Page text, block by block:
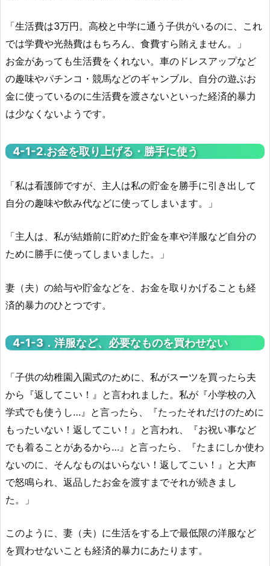
「生活費は3万円。高校と中学に通う子供がいるのに、これ
では学費や光熱費はもちろん、食費すら賄えません。」
お金があっても生活費をくれない。車のドレスアップなど
の趣味やパチンコ・競馬などのギャンブル、自分の遊ぶお
金に使っているのに生活費を渡さないといった経済的暴力
は少なくないようです。
4-1-2.お金を取り上げる・勝手に使う
「私は看護師ですが、主人は私の貯金を勝手に引き出して
自分の趣味や飲み代などに使ってしまいます。」
「主人は、私が結婚前に貯めた貯金を車や洋服など自分の
ために勝手に使ってしまいました。」
妻（夫）の給与や貯金などを、お金を取りかげることも経
済的暴力のひとつです。
4-1-3．洋服など、必要なものを買わせない
「子供の幼稚園入園式のために、私がスーツを買ったら夫
から『返してこい！』と言われました。私が『小学校の入
学式でも使うし…』と言ったら、『たったそれだけのために
もったいない！返してこい！』と言われ、『お祝い事など
でも着ることがあるから…』と言ったら、『たまにしか使わ
ないのに、そんなものはいらない！返してこい！』と大声
で怒鳴られ、返品したお金を渡すまでそれが続きまし
た。」
このように、妻（夫）に生活をする上で最低限の洋服など
を買わせないことも経済的暴力にあたります。